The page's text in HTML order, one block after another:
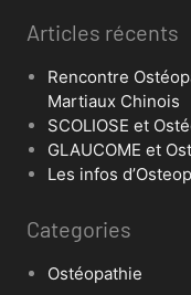
Articles récents
Rencontre
Martiaux Chinois
SCOLIOSE et
GLAUCOME et
Les infos
Categories
Ostéopathie